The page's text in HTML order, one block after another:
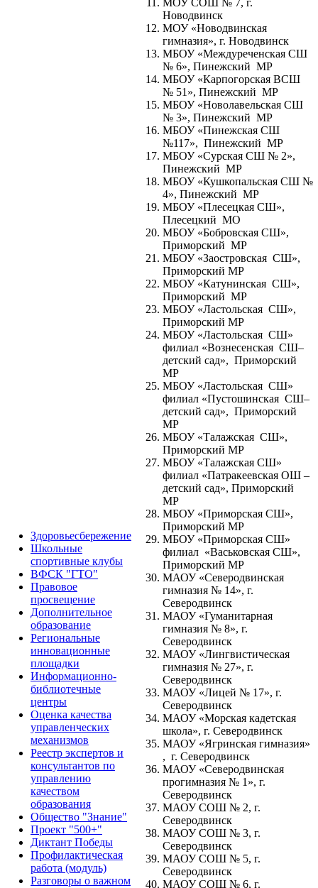
Здоровьесбережение
Школьные
спортивные клубы
ВФСК "ГТО"
Правовое
просвещение
Дополнительное
образование
Региональные
инновационные
площадки
Информационно-
библиотечные
центры
Оценка качества
управленческих
механизмов
Реестр экспертов и
консультантов по
управлению
качеством
образования
Общество "Знание"
Проект "500+"
Диктант Победы
Профилактическая
работа (модуль)
Разговоры о важном
Новодвинск
МОУ «Новодвинская
гимназия», г. Новодвинск
МБОУ «Междуреченская СШ
№ 6», Пинежский МР
МБОУ «Карпогорская ВСШ
№ 51», Пинежский МР
МБОУ «Новолавельская СШ
№ 3», Пинежский МР
МБОУ «Пинежская СШ
№117», Пинежский МР
МБОУ «Сурская СШ № 2»,
Пинежский МР
МБОУ «Кушкопальская СШ №
4», Пинежский МР
МБОУ «Плесецкая СШ»,
Плесецкий МО
МБОУ «Бобровская СШ»,
Приморский МР
МБОУ «Заостровская СШ»,
Приморский МР
МБОУ «Катунинская СШ»,
Приморский МР
МБОУ «Ластольская СШ»,
Приморский МР
МБОУ «Ластольская СШ»
филиал «Вознесенская СШ–
детский сад», Приморский
МР
МБОУ «Ластольская СШ»
филиал «Пустошинская СШ–
детский сад», Приморский
МР
МБОУ «Талажская СШ»,
Приморский МР
МБОУ «Талажская СШ»
филиал «Патракеевская ОШ –
детский сад», Приморский
МР
МБОУ «Приморская СШ»,
Приморский МР
МБОУ «Приморская СШ»
филиал «Васьковская СШ»,
Приморский МР
МАОУ «Cеверодвинская
гимназия № 14», г.
Северодвинск
МАОУ «Гуманитарная
гимназия № 8», г.
Северодвинск
МАОУ «Лингвистическая
гимназия № 27», г.
Северодвинск
МАОУ «Лицей № 17», г.
Северодвинск
МАОУ «Морская кадетская
школа», г. Северодвинск
МАОУ «Ягринская гимназия»
, г. Северодвинск
МАОУ «Северодвинская
прогимназия № 1», г.
Северодвинск
МАОУ СОШ № 2, г.
Северодвинск
МАОУ СОШ № 3, г.
Северодвинск
МАОУ СОШ № 5, г.
Северодвинск
МАОУ СОШ № 6, г.